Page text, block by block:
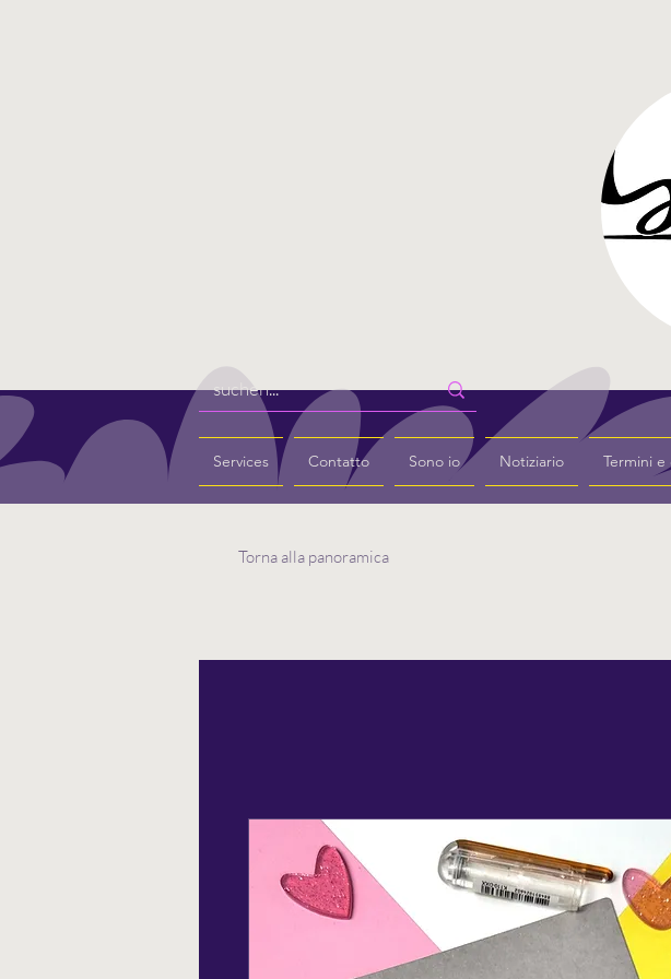
Services Contatto Sono io Notiziario Termini
Torna alla panoramica